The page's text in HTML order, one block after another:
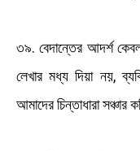
৩৯. বেদান্তের আদর্শ
লেখার মধ্য দিয়া নয়,
আমাদের চিন্তাধারা সঞ্চার